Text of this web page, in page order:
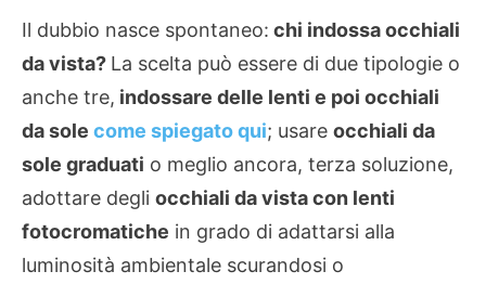
Il dubbio nasce spontaneo: chi indossa occhiali
da vista? La scelta può essere di due tipologie o
anche tre, indossare delle lenti e poi occhiali
da sole come spiegato qui; usare occhiali da
sole graduati o meglio ancora, terza soluzione,
adottare degli occhiali da vista con lenti
fotocromatiche in grado di adattarsi alla
luminosità ambientale scurandosi o